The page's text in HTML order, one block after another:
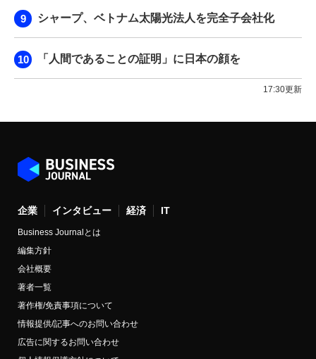
シャープ、ベトナム太陽光法人を完全子会社化
「人間であることの証明」に日本の顔を
17:30更新
企業 インタビュー 経済 IT
Business Journalとは
編集方針
会社概要
著者一覧
著作権/免責事項について
情報提供/記事へのお問い合わせ
広告に関するお問い合わせ